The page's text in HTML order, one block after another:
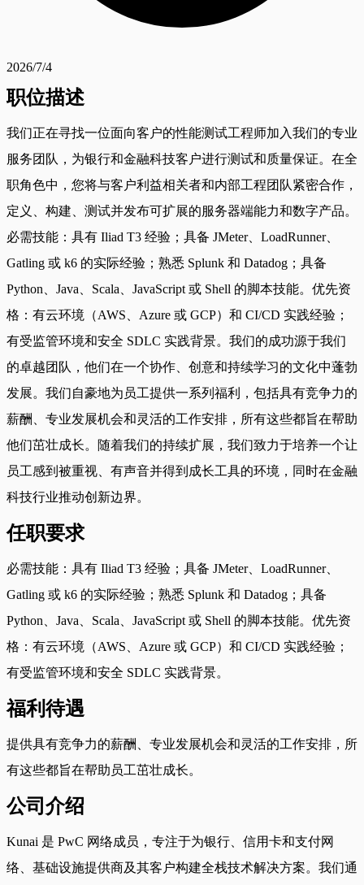
2026/7/4
职位描述
我们正在寻找一位面向客户的性能测试工程师加入我们的专业
服务团队，为银行和金融科技客户进行测试和质量保证。在全
职角色中，您将与客户利益相关者和内部工程团队紧密合作，
定义、构建、测试并发布可扩展的服务器端能力和数字产品。
必需技能：具有 Iliad T3 经验；具备 JMeter、LoadRunner、
Gatling 或 k6 的实际经验；熟悉 Splunk 和 Datadog；具备
Python、Java、Scala、JavaScript 或 Shell 的脚本技能。优先资
格：有云环境（AWS、Azure 或 GCP）和 CI/CD 实践经验；
有受监管环境和安全 SDLC 实践背景。我们的成功源于我们
的卓越团队，他们在一个协作、创意和持续学习的文化中蓬勃
发展。我们自豪地为员工提供一系列福利，包括具有竞争力的
薪酬、专业发展机会和灵活的工作安排，所有这些都旨在帮助
他们茁壮成长。随着我们的持续扩展，我们致力于培养一个让
员工感到被重视、有声音并得到成长工具的环境，同时在金融
科技行业推动创新边界。
任职要求
必需技能：具有 Iliad T3 经验；具备 JMeter、LoadRunner、
Gatling 或 k6 的实际经验；熟悉 Splunk 和 Datadog；具备
Python、Java、Scala、JavaScript 或 Shell 的脚本技能。优先资
格：有云环境（AWS、Azure 或 GCP）和 CI/CD 实践经验；
有受监管环境和安全 SDLC 实践背景。
福利待遇
提供具有竞争力的薪酬、专业发展机会和灵活的工作安排，所
有这些都旨在帮助员工茁壮成长。
公司介绍
Kunai 是 PwC 网络成员，专注于为银行、信用卡和支付网
络、基础设施提供商及其客户构建全栈技术解决方案。我们通